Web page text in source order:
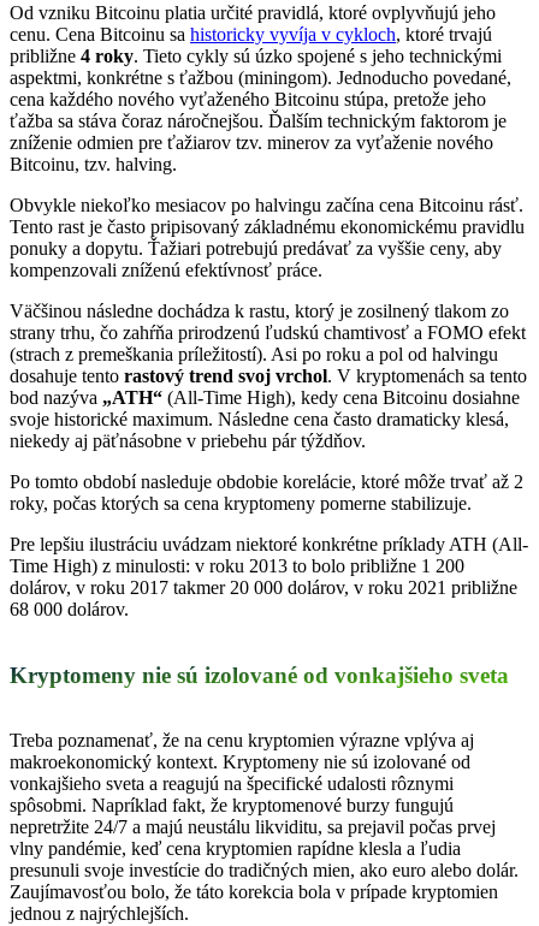
Od vzniku Bitcoinu platia určité pravidlá, ktoré ovplyvňujú jeho
cenu. Cena Bitcoinu sa historicky vyvíja v cykloch, ktoré trvajú
približne 4 roky. Tieto cykly sú úzko spojené s jeho technickými
aspektmi, konkrétne s ťažbou (miningom). Jednoducho povedané,
cena každého nového vyťaženého Bitcoinu stúpa, pretože jeho
ťažba sa stáva čoraz náročnejšou. Ďalším technickým faktorom je
zníženie odmien pre ťažiarov tzv. minerov za vyťaženie nového
Bitcoinu, tzv. halving.
Obvykle niekoľko mesiacov po halvingu začína cena Bitcoinu rásť.
Tento rast je často pripisovaný základnému ekonomickému pravidlu
ponuky a dopytu. Ťažiari potrebujú predávať za vyššie ceny, aby
kompenzovali zníženú efektívnosť práce.
Väčšinou následne dochádza k rastu, ktorý je zosilnený tlakom zo
strany trhu, čo zahŕňa prirodzenú ľudskú chamtivosť a FOMO efekt
(strach z premeškania príležitostí). Asi po roku a pol od halvingu
dosahuje tento rastový trend svoj vrchol. V kryptomenách sa tento
bod nazýva „ATH“ (All-Time High), kedy cena Bitcoinu dosiahne
svoje historické maximum. Následne cena často dramaticky klesá,
niekedy aj päťnásobne v priebehu pár týždňov.
Po tomto období nasleduje obdobie korelácie, ktoré môže trvať až 2
roky, počas ktorých sa cena kryptomeny pomerne stabilizuje.
Pre lepšiu ilustráciu uvádzam niektoré konkrétne príklady ATH (All-
Time High) z minulosti: v roku 2013 to bolo približne 1 200
dolárov, v roku 2017 takmer 20 000 dolárov, v roku 2021 približne
68 000 dolárov.
Kryptomeny nie sú izolované od vonkajšieho sveta
Treba poznamenať, že na cenu kryptomien výrazne vplýva aj
makroekonomický kontext. Kryptomeny nie sú izolované od
vonkajšieho sveta a reagujú na špecifické udalosti rôznymi
spôsobmi. Napríklad fakt, že kryptomenové burzy fungujú
nepretržite 24/7 a majú neustálu likviditu, sa prejavil počas prvej
vlny pandémie, keď cena kryptomien rapídne klesla a ľudia
presunuli svoje investície do tradičných mien, ako euro alebo dolár.
Zaujímavosťou bolo, že táto korekcia bola v prípade kryptomien
jednou z najrýchlejších.